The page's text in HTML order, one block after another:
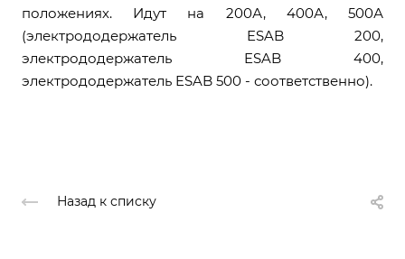
положениях. Идут на 200А, 400А, 500А
(электрододержатель ESAB 200,
электрододержатель ESAB 400,
электрододержатель ESAB 500 - соответственно).
Назад к списку